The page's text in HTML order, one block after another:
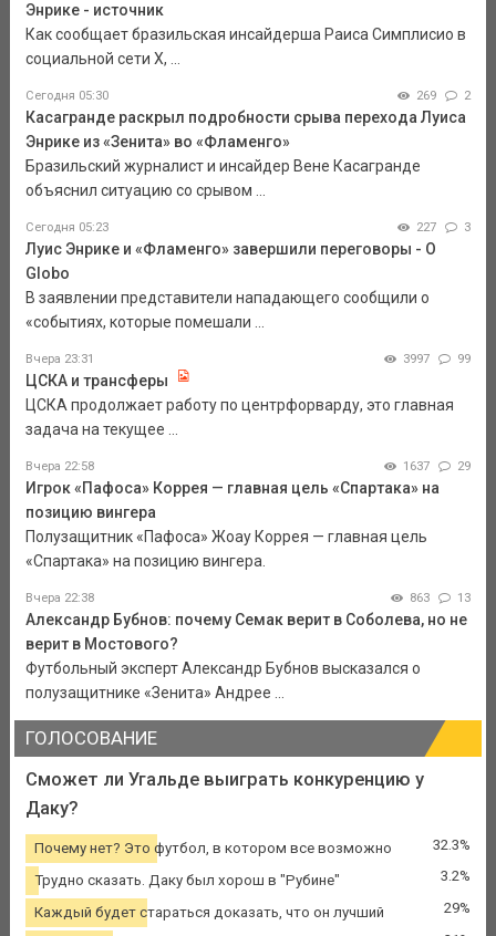
Энрике - источник
Как сообщает бразильская инсайдерша Раиса Симплисио в
социальной сети Х, ...
Сегодня 05:30 269 2
Касагранде раскрыл подробности срыва перехода Луиса
Энрике из «Зенита» во «Фламенго»
Бразильский журналист и инсайдер Вене Касагранде
объяснил ситуацию со срывом ...
Сегодня 05:23 227 3
Луис Энрике и «Фламенго» завершили переговоры - O
Globo
В заявлении представители нападающего сообщили о
«событиях, которые помешали ...
Вчера 23:31 3997 99
ЦСКА и трансферы
ЦСКА продолжает работу по центрфорварду, это главная
задача на текущее ...
Вчера 22:58 1637 29
Игрок «Пафоса» Коррея — главная цель «Спартака» на
позицию вингера
Полузащитник «Пафоса» Жоау Коррея — главная цель
«Спартака» на позицию вингера.
Вчера 22:38 863 13
Александр Бубнов: почему Семак верит в Соболева, но не
верит в Мостового?
Футбольный эксперт Александр Бубнов высказался о
полузащитнике «Зенита» Андрее ...
ГОЛОСОВАНИЕ
Сможет ли Угальде выиграть конкуренцию у
Даку?
Почему нет? Это футбол, в котором все возможно 32.3%
Трудно сказать. Даку был хорош в "Рубине" 3.2%
Каждый будет стараться доказать, что он лучший
29%